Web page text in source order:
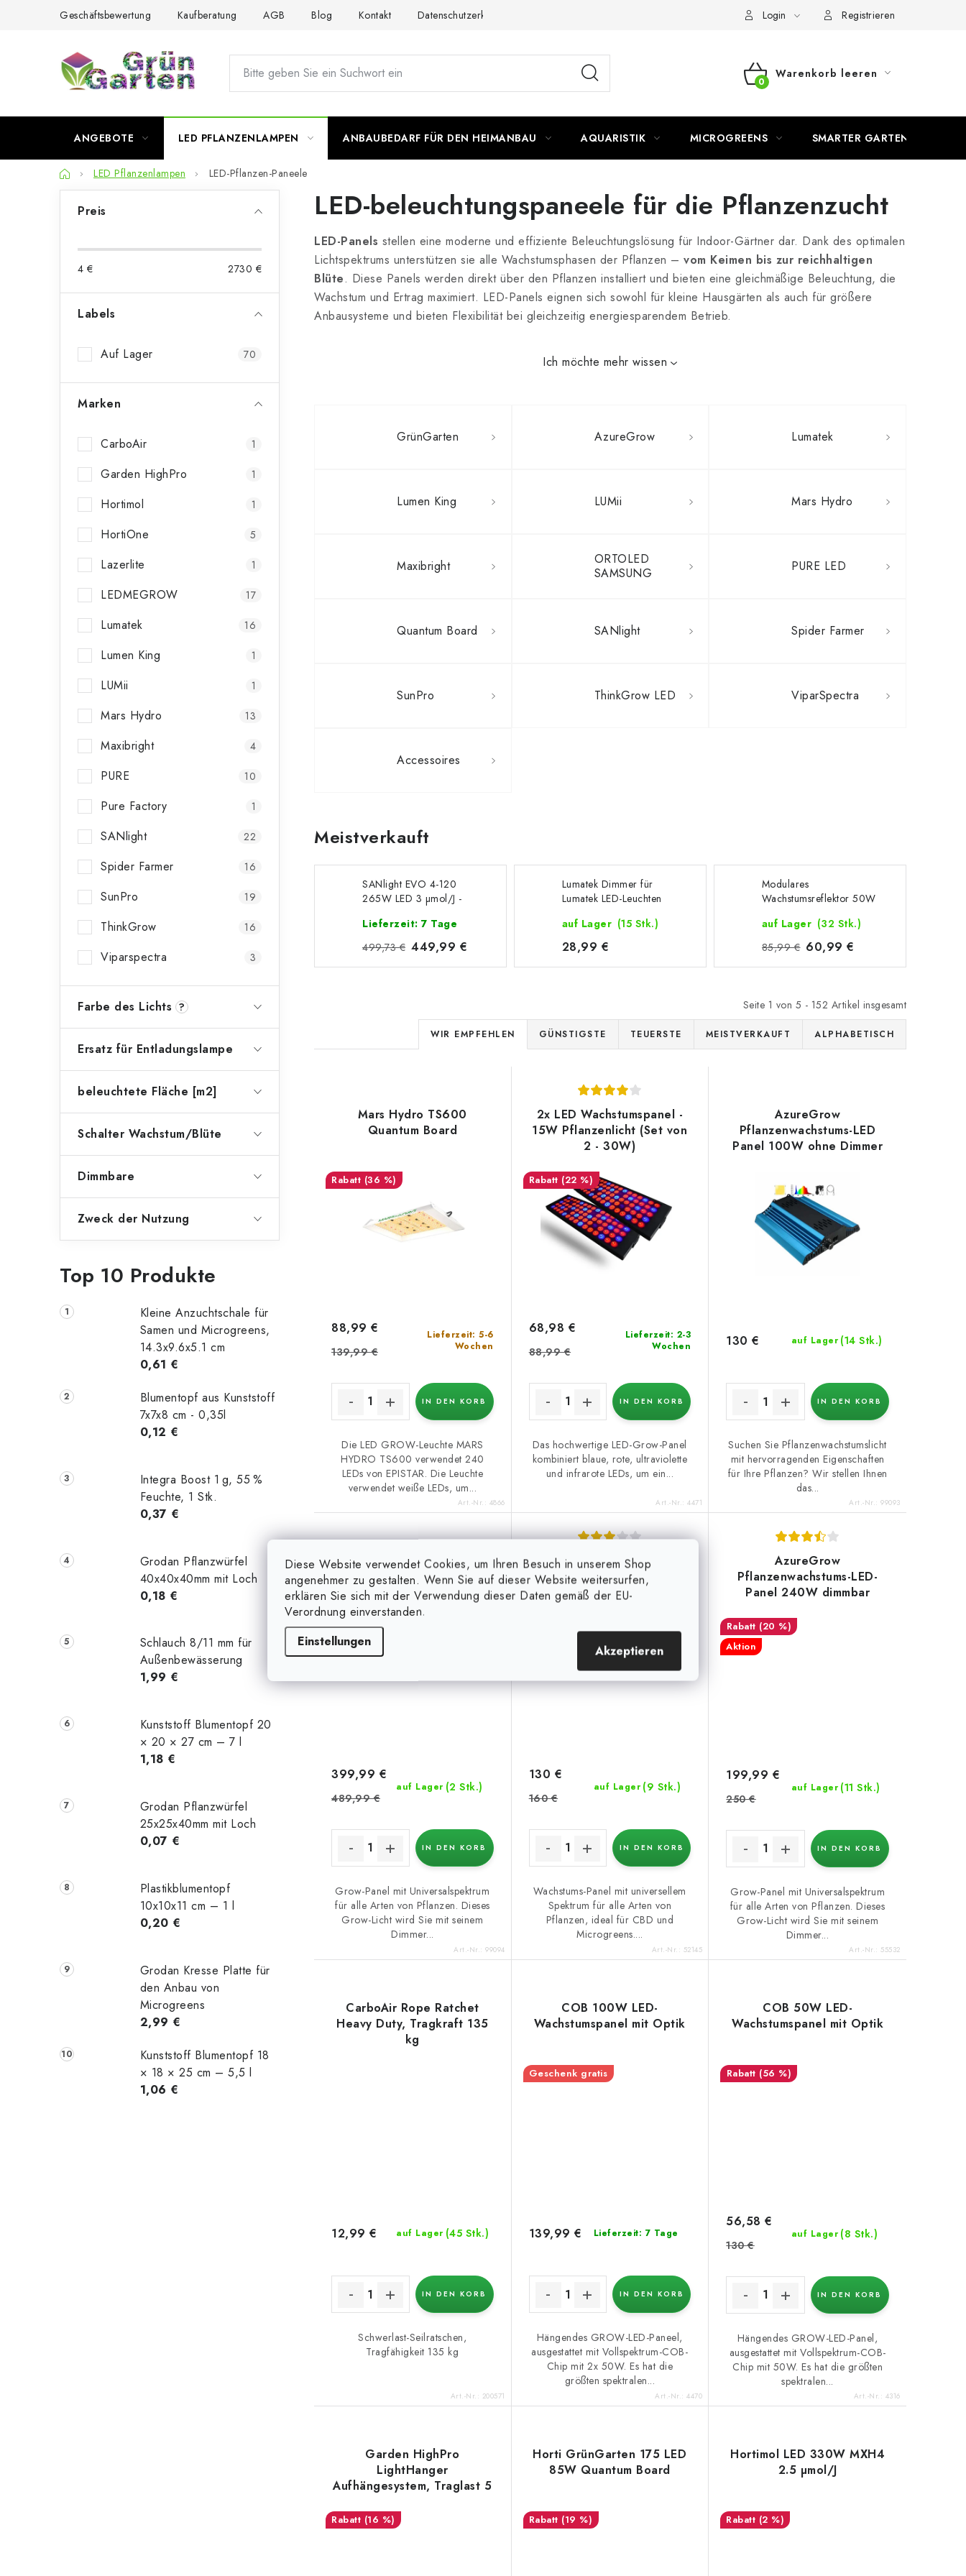
Diese Website verwendet Cookies, um Ihren Besuch in unserem Shop
angenehmer zu gestalten. Wenn Sie auf dieser Website weitersurfen,
erklären Sie sich mit der Verwendung dieser Daten gemäß der EU-
Verordnung einverstanden.
Einstellungen
Akzeptieren
Geschäftsbewertung Kaufberatung AGB Blog Kontakt Datenschutzerklärung Login Registrieren
WARENKORB
Warenkorb leeren
ANGEBOTE LED PFLANZENLAMPEN ANBAUBEDARF FÜR DEN HEIMANBAU AQUARISTIK MICROGREENS SMARTER GARTEN
StartseiteLED Pflanzenlampen LED-Pflanzen-Paneele
t
e
Preis
4 € 2730 €
Labels
Auf Lager 70
Marken
CarboAir 1
Garden HighPro 1
Hortimol 1
HortiOne 5
Lazerlite 1
LEDMEGROW 17
Lumatek 16
Lumen King 1
LUMii 1
Mars Hydro 13
Maxibright 4
PURE 10
Pure Factory 1
SANlight 22
Spider Farmer 16
SunPro 19
ThinkGrow 16
Viparspectra 3
Farbe des Lichts ?
Ersatz für Entladungslampe
beleuchtete Fläche [m2]
Schalter Wachstum/Blüte
Dimmbare
Zweck der Nutzung
Top 10 Produkte
Kleine Anzuchtschale für
Samen und Microgreens,
14.3x9.6x5.1 cm
0,61 €
Blumentopf aus Kunststoff
7x7x8 cm - 0,35l
0,12 €
Integra Boost 1 g, 55 %
Feuchte, 1 Stk.
0,37 €
Grodan Pflanzwürfel
40x40x40mm mit Loch
0,18 €
Schlauch 8/11 mm für
Außenbewässerung
1,99 €
Kunststoff Blumentopf 20
× 20 × 27 cm – 7 l
1,18 €
Grodan Pflanzwürfel
25x25x40mm mit Loch
0,07 €
Plastikblumentopf
10x10x11 cm – 1 l
0,20 €
Grodan Kresse Platte für
den Anbau von
Microgreens
2,99 €
Kunststoff Blumentopf 18
× 18 × 25 cm – 5,5 l
1,06 €
LED-beleuchtungspaneele für die Pflanzenzucht
LED-Panels stellen eine moderne und effiziente Beleuchtungslösung für Indoor-Gärtner dar. Dank des optimalen
Lichtspektrums unterstützen sie alle Wachstumsphasen der Pflanzen – vom Keimen bis zur reichhaltigen
Blüte. Diese Panels werden direkt über den Pflanzen installiert und bieten eine gleichmäßige Beleuchtung, die
Wachstum und Ertrag maximiert. LED-Panels eignen sich sowohl für kleine Hausgärten als auch für größere
Anbausysteme und bieten Flexibilität bei gleichzeitig energiesparendem Betrieb.
Ich möchte mehr wissen
GrünGarten AzureGrow Lumatek
Lumen King LUMii Mars Hydro
Maxibright
ORTOLED
SAMSUNG
PURE LED
Quantum Board SANlight Spider Farmer
SunPro ThinkGrow LED ViparSpectra
Accessoires
Meistverkauft
SANlight EVO 4-120
265W LED 3 µmol/J -
Lieferzeit: 7 Tage
499,73 € 449,99 €
Lumatek Dimmer für
Lumatek LED-Leuchten
auf Lager (15 Stk.)
28,99 €
Modulares
Wachstumsreflektor 50W
150W)
auf Lager (32 Stk.)
85,99 € 60,99 €
Seite 1 von 5 - 152 Artikel insgesamt
P
r
d
u
s
r
u
n
g
WIR EMPFEHLEN GÜNSTIGSTE TEUERSTE MEISTVERKAUFT ALPHABETISCH
e
Mars Hydro TS600
Quantum Board
(36 %)
Lieferzeit: 5-6
Wochen
88,99 €
139,99 €
IN DEN KORB
Die LED GROW-Leuchte MARS
HYDRO TS600 verwendet 240
LEDs von EPISTAR. Die Leuchte
verwendet weiße LEDs, um...
Art.-Nr.: 4866
2x LED Wachstumspanel -
15W Pflanzenlicht (Set von
2 - 30W)
(22 %)
Lieferzeit: 2-3
Wochen
68,98 €
88,99 €
IN DEN KORB
Das hochwertige LED-Grow-Panel
kombiniert blaue, rote, ultraviolette
und infrarote LEDs, um ein...
Art.-Nr.:4471
AzureGrow
Pflanzenwachstums-LED
Panel 100W ohne Dimmer
auf Lager (14 Stk.)
130 €
IN DEN KORB
Suchen Sie Pflanzenwachstumslicht
mit hervorragenden Eigenschaften
für Ihre Pflanzen? Wir stellen Ihnen
das...
Art.-Nr.:99093
AzureGrow
Pflanzenwachstums-LED
Panel 480W dimmbar
(18 %)
auf Lager (2 Stk.)
399,99 €
489,99 €
IN DEN KORB
Grow-Panel mit Universalspektrum
für alle Arten von Pflanzen. Dieses
Grow-Licht wird Sie mit seinem
Dimmer...
Art.-Nr.:99094
AzureGrow
Pflanzenwachstums-LED-
Panel 100 W dimmbar
auf Lager (9 Stk.)
130 €
160 €
IN DEN KORB
Wachstums-Panel mit universellem
Spektrum für alle Arten von
Pflanzen, ideal für CBD und
Microgreens....
Art.-Nr.: 52145
AzureGrow
Pflanzenwachstums-LED-
Panel 240W dimmbar
(20 %)
Aktion
auf Lager (11 Stk.)
199,99 €
250 €
IN DEN KORB
Grow-Panel mit Universalspektrum
für alle Arten von Pflanzen. Dieses
Grow-Licht wird Sie mit seinem
Dimmer...
Art.-Nr.:55532
CarboAir Rope Ratchet
Heavy Duty, Tragkraft 135
kg
auf Lager (45 Stk.)
12,99 €
IN DEN KORB
Schwerlast-Seilratschen,
Tragfähigkeit 135 kg
Art.-Nr.: 200571
COB 100W LED-
Wachstumspanel mit Optik
Geschenk gratis
Lieferzeit: 7 Tage
139,99 €
IN DEN KORB
Hängendes GROW-LED-Paneel,
ausgestattet mit Vollspektrum-COB-
Chip mit 2x 50W. Es hat die
größten spektralen...
Art.-Nr.:4470
COB 50W LED-
Wachstumspanel mit Optik
(56 %)
auf Lager (8 Stk.)
56,58 €
130 €
IN DEN KORB
Hängendes GROW-LED-Panel,
ausgestattet mit Vollspektrum-COB-
Chip mit 50W. Es hat die größten
spektralen...
Art.-Nr.: 4316
Garden HighPro
LightHanger
Aufhängesystem, Traglast 5
(16 %)
Horti GrünGarten 175 LED
85W Quantum Board
(19 %)
Hortimol LED 330W MXH4
2.5 µmol/J
(2 %)